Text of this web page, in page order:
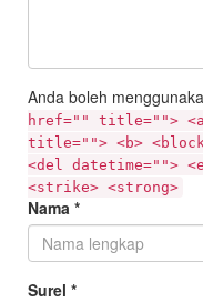
Anda boleh
href="" title="">
title=""> <b>
<del datetime="">
<strike> <strong>
Nama *
Surel *